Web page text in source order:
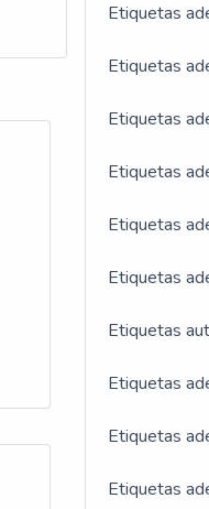
o
e
Etiquetas
Etiquetas
Etiquetas
Etiquetas
Etiquetas
Etiquetas
Etiquetas
Etiquetas
Etiquetas
Etiquetas